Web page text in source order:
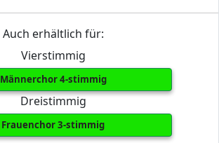
Auch erhältlich für:
Vierstimmig
Männerchor 4-stimmig
Dreistimmig
Frauenchor 3-stimmig